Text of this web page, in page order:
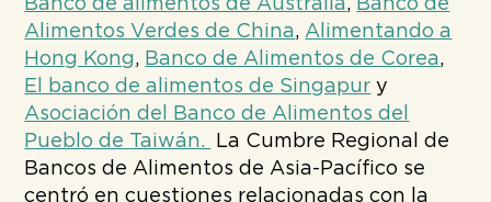
Banco de alimentos de Australia, Banco de
Alimentos Verdes de China, Alimentando a
Hong Kong, Banco de Alimentos de Corea,
El banco de alimentos de Singapur y
Asociación del Banco de Alimentos del
Pueblo de Taiwán.
La Cumbre Regional de
Bancos de Alimentos de Asia-Pacífico se
centró en cuestiones relacionadas con la